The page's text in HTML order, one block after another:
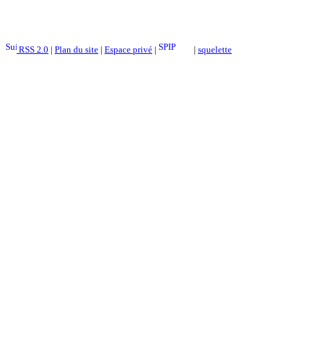
RSS 2.0 | Plan du site | Espace privé | | squelette